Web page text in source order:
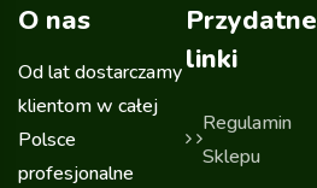
O nas
Od lat dostarczamy
klientom w całej
Polsce
profesjonalne
Przydatne
linki
Regulamin
Sklepu